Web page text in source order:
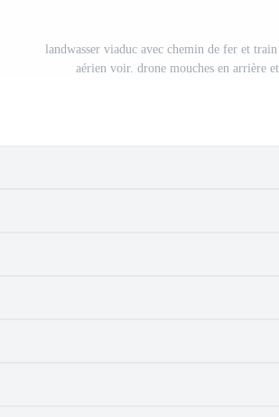
landwasser viaduc avec chemin de fer et
aérien voir. drone mouches en arrière